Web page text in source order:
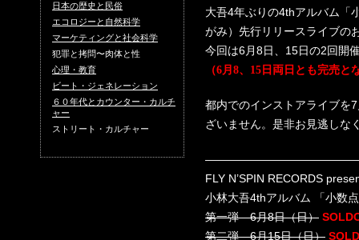
日本の歴史と民俗
エコロジーと自然科学
マーケティングと社会科学
犯罪と拷問〜肉体と性
心理・教育
ビート・ジェネレーション
６０年代とカウンター・カルチ
ャー
ストリート・カルチャー
大吾4年ぶりの4thアルバム「
がみ）先行リリースライブの
今回は6月8日、15日の2回開
（6月8、15日両日とも完売
都内でのインストアライブを
ざいません。是非お見逃しな
FLY N’SPIN RECORDS
小林大吾4thアルバム 「小数
第一弾 6月8日（日）
第二弾 6月15日（日）